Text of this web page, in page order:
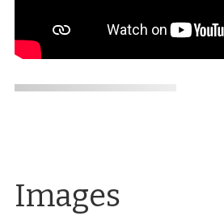
Images